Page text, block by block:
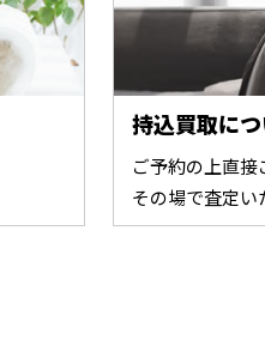
持込買取につ
ご予約の上直接
その場で査定い